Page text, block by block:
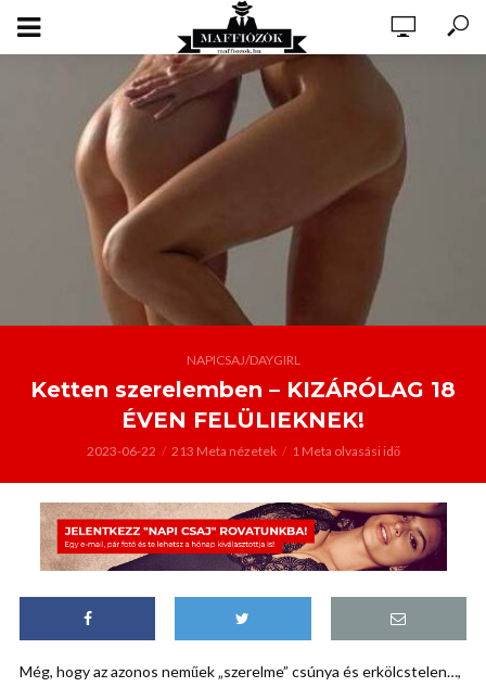
NAPICSAJ/DAYGIRL
Ketten szerelemben – KIZÁRÓLAG 18
ÉVEN FELÜLIEKNEK!
2023-06-22 213 Meta nézetek 1 Meta olvasási idő
Még, hogy az azonos neműek „szerelme” csúnya és erkölcstelen…,